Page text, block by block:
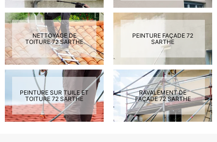
NETTOYAGE DE
TOITURE 72 SARTHE
PEINTURE FAÇADE 72
SARTHE
PEINTURE SUR TUILE ET
TOITURE 72 SARTHE
RAVALEMENT DE
FAÇADE 72 SARTHE